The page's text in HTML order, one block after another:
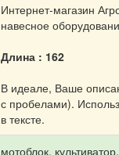
Интернет-магазин
навесное
Длина : 162
В идеале, Ваше
с пробелами).
в тексте.
мотоблок,